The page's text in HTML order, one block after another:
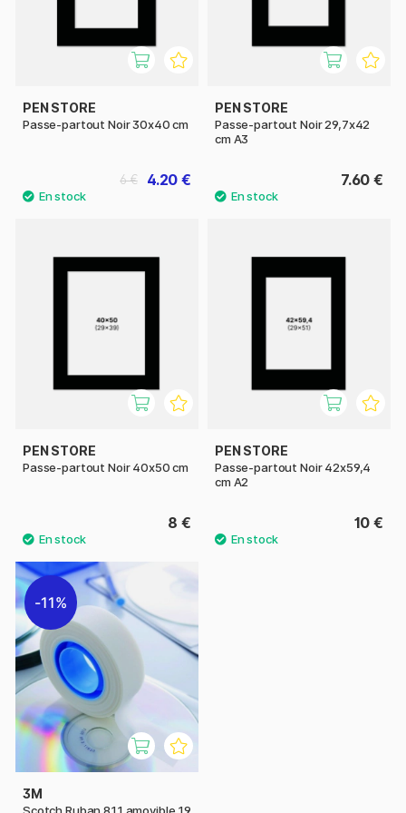
PEN STORE
Passe-partout Noir 30x40 cm
4.20 €
6 €
PEN STORE
Passe-partout Noir 29,7x42
cm A3
7.60 €
PEN STORE
Passe-partout Noir 40x50 cm
8 €
PEN STORE
Passe-partout Noir 42x59,4
cm A2
10 €
11%
3M